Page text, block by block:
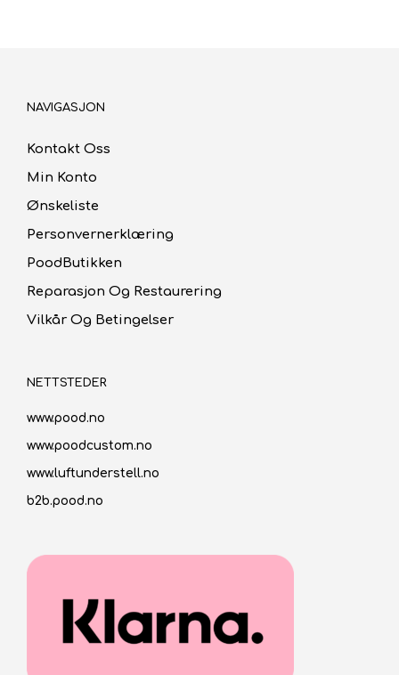
NAVIGASJON
Kontakt Oss
Min Konto
Ønskeliste
Personvernerklæring
PoodButikken
Reparasjon Og Restaurering
Vilkår Og Betingelser
NETTSTEDER
www.pood.no
www.poodcustom.no
www.luftunderstell.no
b2b.pood.no